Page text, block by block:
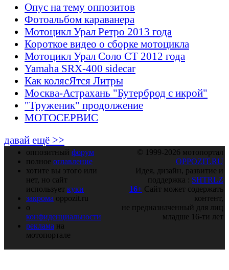
Опус на тему оппозитов
Фотоальбом караванера
Мотоцикл Урал Ретро 2013 года
Короткое видео о сборке мотоцикла
Мотоцикл Урал Соло СТ 2012 года
Yamaha SRX-400 sidecar
Как колясЯтся Литры
Москва-Астрахань "Бутерброд с икрой"
"Труженик" продолжение
МОТОСЕРВИС
давай ещё >>
оппозитный форум
полное оглавление
хотите вы этого или
нет, но сайт
использует куки
закрома oppozit.ru
о
конфиденциальности
реклама на
мотопортале
© 1999-2026 мотопортал
OPPOZIT.RU
Идея, дизайн, развитие и
поддержка : SHTRLZ
16+ Сайт может содержать
контент,
не предназначенный для лиц
младше 16-ти лет